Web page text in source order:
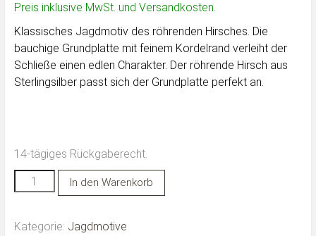
Preis inklusive MwSt. und Versandkosten.
Klassisches Jagdmotiv des röhrenden Hirsches. Die
bauchige Grundplatte mit feinem Kordelrand verleiht der
Schließe einen edlen Charakter. Der röhrende Hirsch aus
Sterlingsilber passt sich der Grundplatte perfekt an.
14-tägiges Rückgaberecht.
Jagdmotiv
röhrender
Menge
In den Warenkorb
Kategorie: Jagdmotive